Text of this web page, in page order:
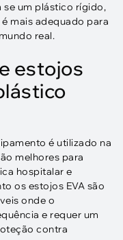
se um plástico rígido,
mais adequado para
real.
estojos
é utilizado na
melhores para
hospitalar e
os estojos EVA são
onde o
e requer um
contra